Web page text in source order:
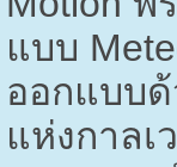
แบบ
ออกแบบ
แห่งกาลเ